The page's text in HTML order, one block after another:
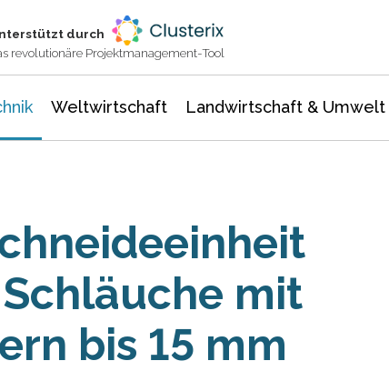
durch
revolutionäre Projektmanagement-Tool
Weltwirtschaft Landwirtschaft & Umwelt
mit
bis 15 mm